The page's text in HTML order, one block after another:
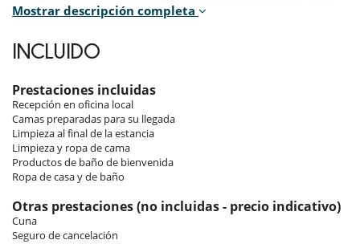
Room, Ground level. This bedroom has 2 bunk beds 90 cm. This
bedroom includes also closet.
Room 4
Room, Ground level. This bedroom has 1 double bed 160 cm. , with
shower, 1 washbasin. This bedroom includes also office table, hair
dryer, towel dryer, closet.
Indoors
The apartment includes four bedrooms, all tastefully decorated in a
modern alpine style. These relaxation spaces offer the perfect setting
to unwind after a busy day on the slopes. The living area of the
Mostrar descripción completa
INCLUIDO
Prestaciones incluidas
Recepción en oficina local
Camas preparadas para su llegada
Limpieza al final de la estancia
Limpieza y ropa de cama
Productos de baño de bienvenida
Ropa de casa y de baño
Otras prestaciones (no incluidas - precio indicativo)
Cuna
Seguro de cancelación